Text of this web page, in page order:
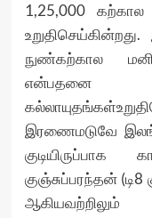
1,25,000
நுண்கற்கால
இரணைமடுவே
குடியிருப்பாக
குஞ்சுப்பரந்தன் (டி8